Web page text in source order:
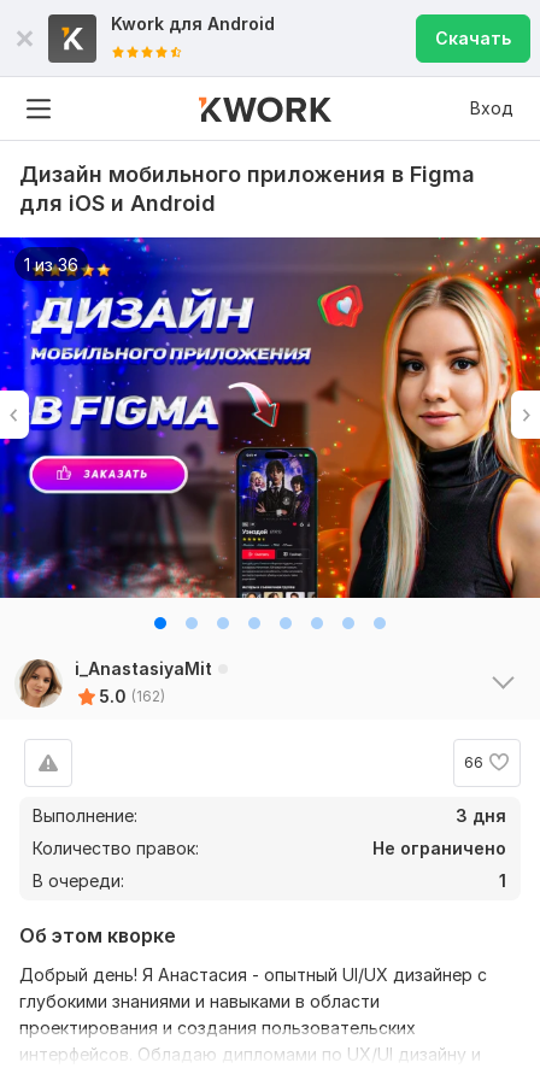
Kwork для Android
Скачать
Вход
Дизайн мобильного приложения в Figma
для iOS и Android
1 из 36
i_AnastasiyaMit
5.0 (162)
66
Выполнение:
3 дня
Количество правок:
Не ограничено
В очереди:
1
Об этом кворке
Добрый день! Я Анастасия - опытный UI/UX дизайнер с
глубокими знаниями и навыками в области
проектирования и создания пользовательских
интерфейсов. Обладаю дипломами по UX/UI дизайну и
Скорость
Качество
Коммуникация
5329937 10 дней назад
Задача была - разработать дизайн нескольких
внимательно изучила ТЗ и мы обсудили все
детали. Многие исполнители делают это
поверхностно и потом бывают сложности и
профессионально и в заданные сроки, а мелкие